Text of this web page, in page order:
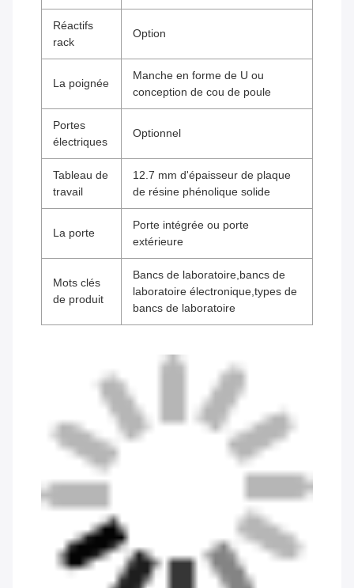
Réactifs
rack
Option
La poignée
Manche en forme de U ou
conception de cou de poule
Portes
électriques
Optionnel
Tableau de
travail
12.7 mm d'épaisseur de plaque
de résine phénolique solide
La porte
Porte intégrée ou porte
extérieure
Mots clés
de produit
Bancs de laboratoire,bancs de
laboratoire électronique,types de
bancs de laboratoire